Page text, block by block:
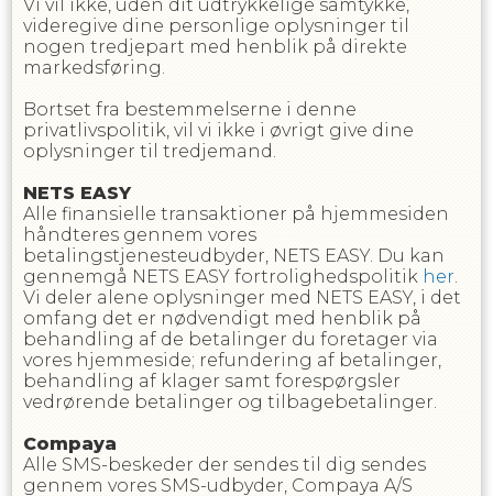
Vi vil ikke, uden dit udtrykkelige samtykke,
videregive dine personlige oplysninger til
nogen tredjepart med henblik på direkte
markedsføring.
Bortset fra bestemmelserne i denne
privatlivspolitik, vil vi ikke i øvrigt give dine
oplysninger til tredjemand.
NETS EASY
Alle finansielle transaktioner på hjemmesiden
håndteres gennem vores
betalingstjenesteudbyder, NETS EASY. Du kan
gennemgå NETS EASY fortrolighedspolitik her.
Vi deler alene oplysninger med NETS EASY, i det
omfang det er nødvendigt med henblik på
behandling af de betalinger du foretager via
vores hjemmeside; refundering af betalinger,
behandling af klager samt forespørgsler
vedrørende betalinger og tilbagebetalinger.
Compaya
Alle SMS-beskeder der sendes til dig sendes
gennem vores SMS-udbyder, Compaya A/S